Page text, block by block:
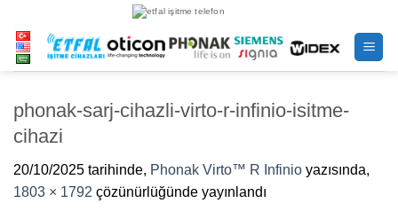
atla
phonak-sarj-cihazli-virto-r-infinio-isitme-
cihazi
20/10/2025 tarihinde, Phonak Virto™ R Infinio yazısında,
1803 × 1792 çözünürlüğünde yayınlandı